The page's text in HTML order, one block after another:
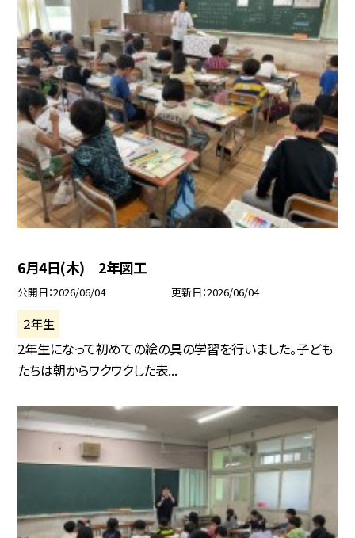
6月4日(木) 2年図工
公開日 2026/06/04 更新日 2026/06/04
２年生
2年生になって初めての絵の具の学習を行いました。子ども
たちは朝からワクワクした表...